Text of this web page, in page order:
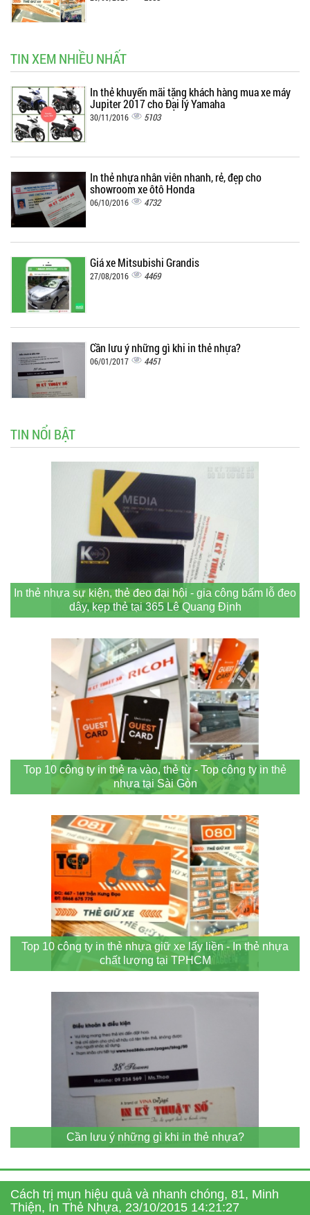
TIN XEM NHIỀU NHẤT
In thẻ khuyến mãi tặng khách hàng mua xe máy
Jupiter 2017 cho Đại lý Yamaha
30/11/2016 5103
In thẻ nhựa nhân viên nhanh, rẻ, đẹp cho
showroom xe ôtô Honda
06/10/2016 4732
Giá xe Mitsubishi Grandis
27/08/2016 4469
Cần lưu ý những gì khi in thẻ nhựa?
06/01/2017 4451
TIN NỔI BẬT
In thẻ nhựa sự kiện, thẻ đeo đại hội - gia công bấm lỗ đeo
dây, kẹp thẻ tại 365 Lê Quang Định
Top 10 công ty in thẻ ra vào, thẻ từ - Top công ty in thẻ
nhựa tại Sài Gòn
Top 10 công ty in thẻ nhựa giữ xe lấy liền - In thẻ nhựa
chất lượng tại TPHCM
Cần lưu ý những gì khi in thẻ nhựa?
Cách trị mụn hiệu quả và nhanh chóng, 81, Minh
Thiện, In Thẻ Nhựa, 23/10/2015 14:21:27